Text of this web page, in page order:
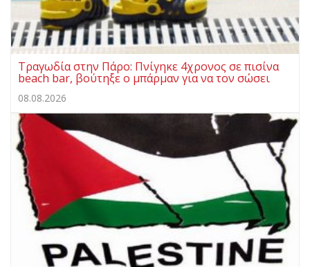
Τραγωδία στην Πάρο: Πνίγηκε 4χρονος σε πισίνα
beach bar, βούτηξε ο μπάρμαν για να τον σώσει
08.08.2026